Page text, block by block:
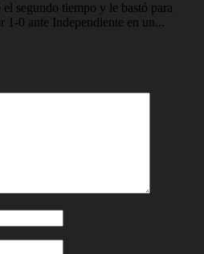
segundo tiempo y le bastó para
1-0 ante Independiente en un...